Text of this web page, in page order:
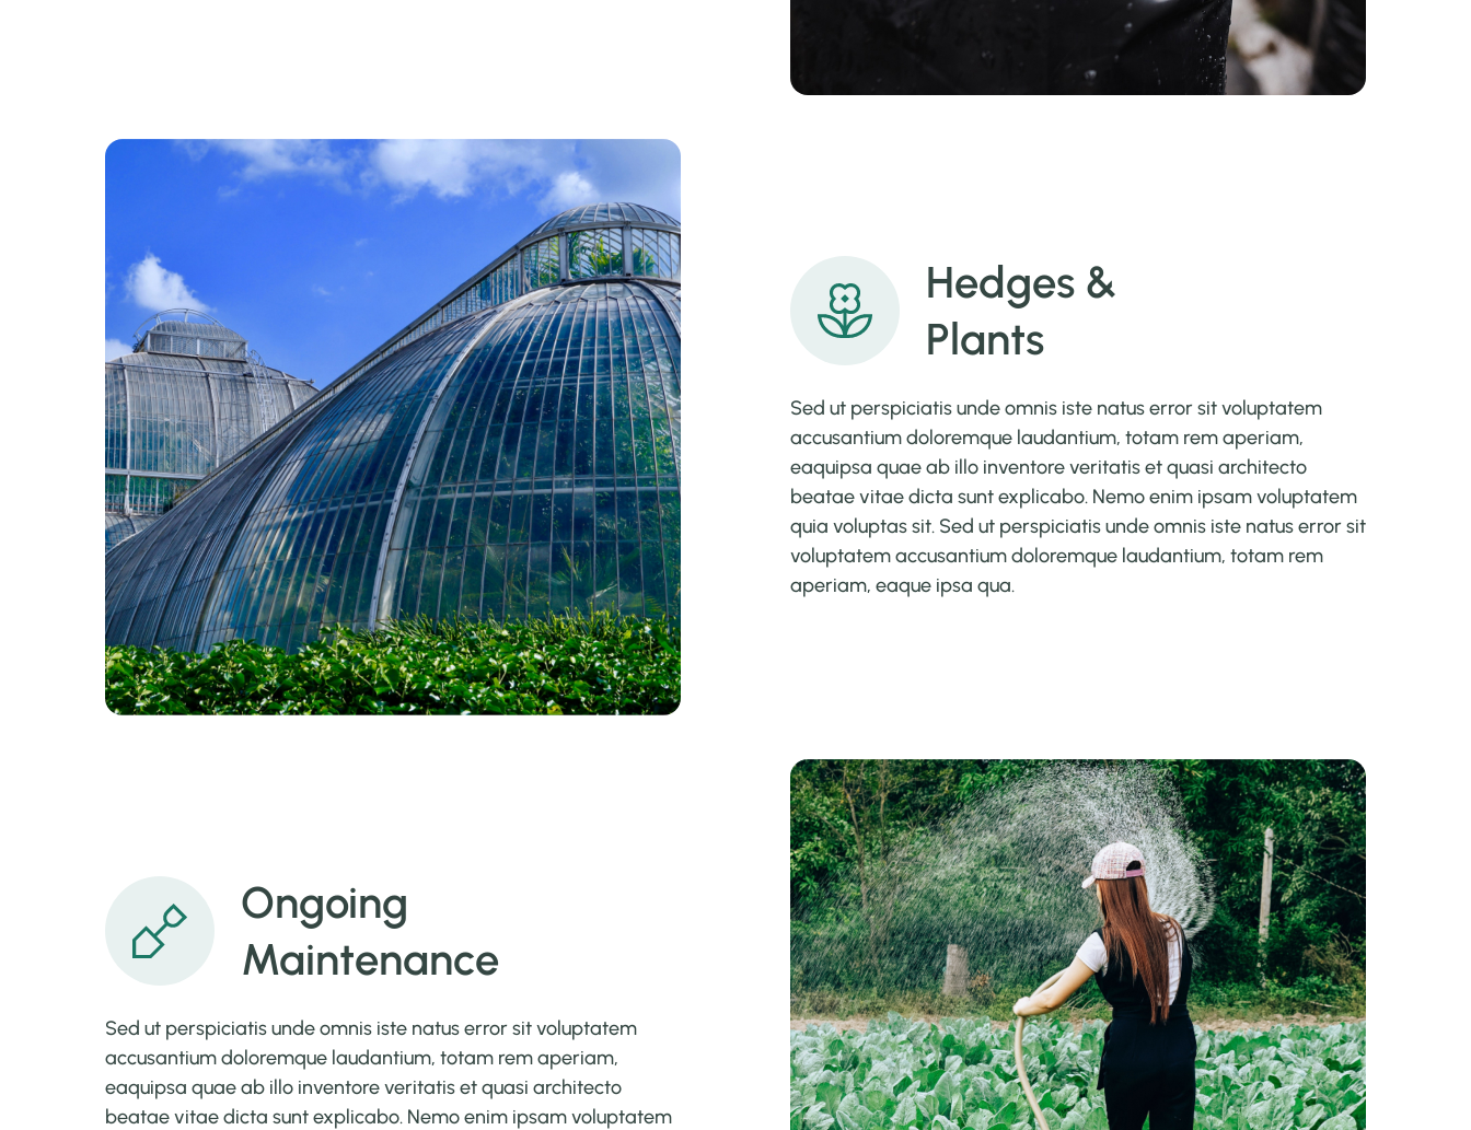
Hedges &
Plants
Sed ut perspiciatis unde omnis iste natus error sit voluptatem
accusantium doloremque laudantium, totam rem aperiam,
eaquipsa quae ab illo inventore veritatis et quasi architecto
beatae vitae dicta sunt explicabo. Nemo enim ipsam voluptatem
quia voluptas sit. Sed ut perspiciatis unde omnis iste natus error sit
voluptatem accusantium doloremque laudantium, totam rem
aperiam, eaque ipsa qua.
Ongoing
Maintenance
Sed ut perspiciatis unde omnis iste natus error sit voluptatem
accusantium doloremque laudantium, totam rem aperiam,
eaquipsa quae ab illo inventore veritatis et quasi architecto
beatae vitae dicta sunt explicabo. Nemo enim ipsam voluptatem